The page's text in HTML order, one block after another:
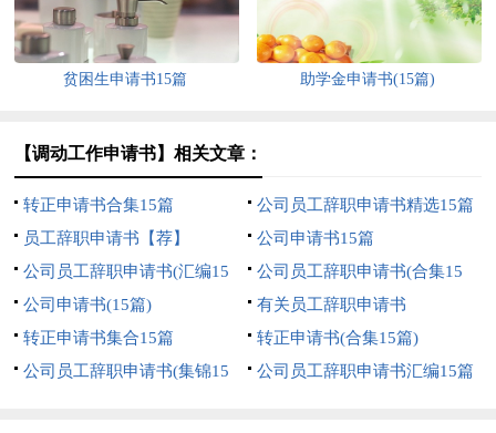
贫困生申请书15篇 助学金申请书(15篇)
【调动工作申请书】相关文章：
转正申请书合集15篇
公司员工辞职申请书精选15篇
员工辞职申请书【荐】
公司申请书15篇
公司员工辞职申请书(汇编15
篇)
公司员工辞职申请书(合集15
篇)
公司申请书(15篇)
有关员工辞职申请书
转正申请书集合15篇
转正申请书(合集15篇)
公司员工辞职申请书(集锦15
公司员工辞职申请书汇编15篇